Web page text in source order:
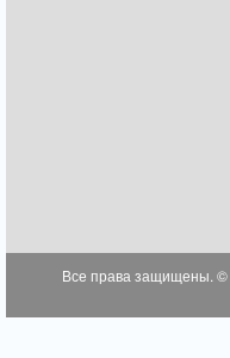
Все права защищены. ©